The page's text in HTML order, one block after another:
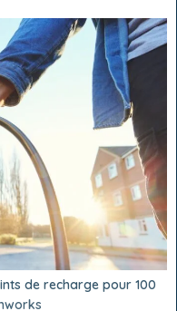
de recharge pour 100